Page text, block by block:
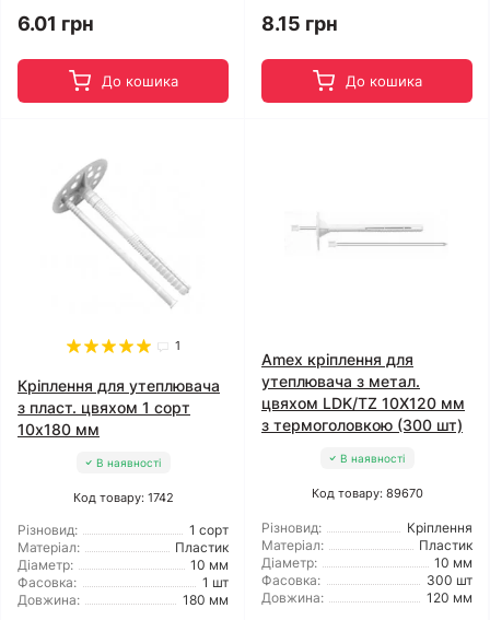
6.01 грн
До кошика
8.15 грн
До кошика
1
Кріплення для утеплювача
з пласт. цвяхом 1 сорт
10x180 мм
В наявності
Код товару: 1742
Різновид:
1 сорт
Матеріал:
Пластик
Діаметр:
10 мм
Фасовка:
1 шт
Довжина:
180 мм
Amex кріплення для
утеплювача з метал.
цвяхом LDK/TZ 10X120 мм
з термоголовкою (300 шт)
В наявності
Код товару: 89670
Різновид:
Кріплення
Матеріал:
Пластик
Діаметр:
10 мм
Фасовка:
300 шт
Довжина:
120 мм